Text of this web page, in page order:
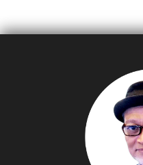
โครงการส่งเสริมและพัฒนา
Food) ปีที่ 2 ชู Soft power
สร้างมูลค่าให้อาหารท้องถิ่น
สู่เมนูยอดนิยมประจำจังหวัด
หนุนเศรษฐกิจสร้างสรรค์